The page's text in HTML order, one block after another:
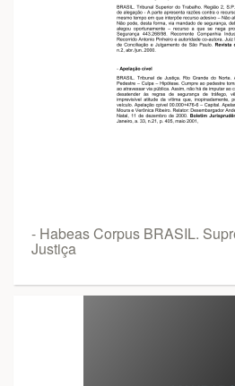
- Habeas Corpus BRASIL.
Justiça